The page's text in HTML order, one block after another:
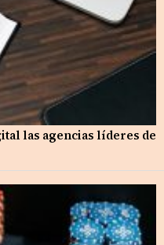
las agencias líderes de